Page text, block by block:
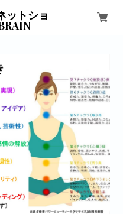
ットショ